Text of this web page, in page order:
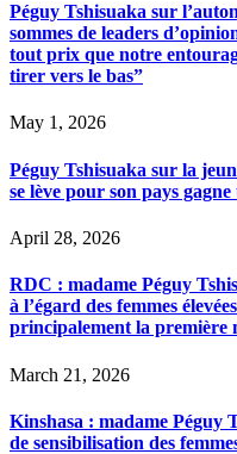
Péguy Tshisuaka sur
sommes de leaders
tout prix que notre
tirer vers le bas”
May 1, 2026
Péguy Tshisuaka sur la
se lève pour son pays
April 28, 2026
RDC : madame Péguy
à l’égard des femmes
principalement la première
March 21, 2026
Kinshasa : madame Péguy
de sensibilisation des